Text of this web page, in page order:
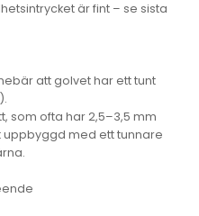
är fint – se sista
att golvet har ett tunt
som ofta har 2,5–3,5 mm
uppbyggd med ett tunnare